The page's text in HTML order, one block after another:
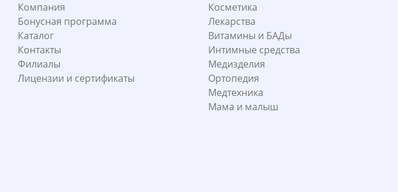
Компания
Бонусная программа
Каталог
Контакты
Филиалы
Лицензии и сертификаты
Косметика
Лекарства
Витамины и БАДы
Интимные средства
Медизделия
Ортопедия
Медтехника
Мама и малыш